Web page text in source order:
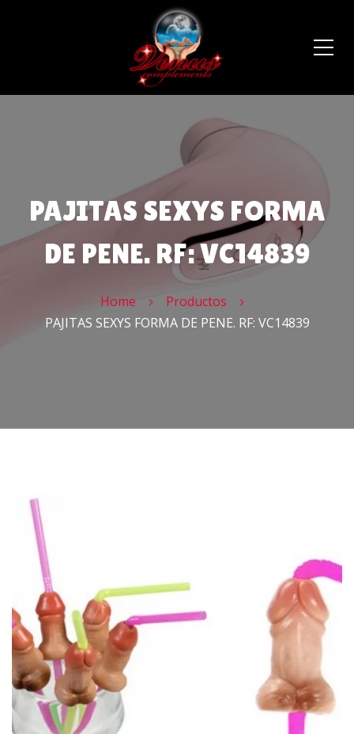
PAJITAS SEXYS FORMA
DE PENE. RF: VC14839
Home
Productos
PAJITAS SEXYS FORMA DE PENE. RF: VC14839